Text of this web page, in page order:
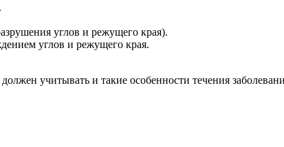
углов и режущего края).
углов и режущего края.
учитывать и такие особенности течения